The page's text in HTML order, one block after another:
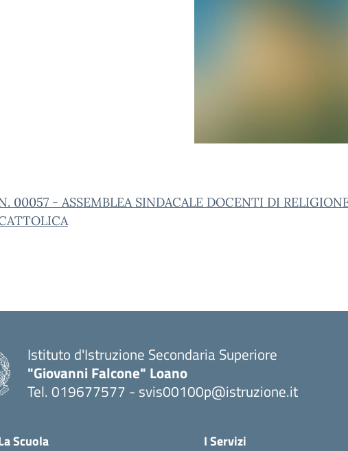
00057 - ASSEMBLEA SINDACALE DOCENTI DI
Istituto d'Istruzione Secondaria Superiore
"Giovanni Falcone" Loano
Tel. 019677577 - svis00100p@istruzione.it
Scuola I Servizi